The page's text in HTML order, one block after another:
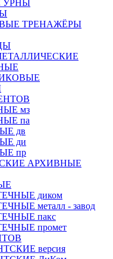
ТРЕНАЖЁРЫ
мз
па
дв
ди
пр
АРХИВНЫЕ
диком
металл - завод
пакс
промет
версия